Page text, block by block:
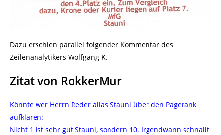
Dazu erschien parallel folgender Kommentar des
Zeilenanalytikers Wolfgang K.
Zitat von RokkerMur
Könnte wer Herrn Reder alias Stauni über den Pagerank
aufklären:
Nicht 1 ist sehr gut Stauni, sondern 10. Irgendwann schnallt